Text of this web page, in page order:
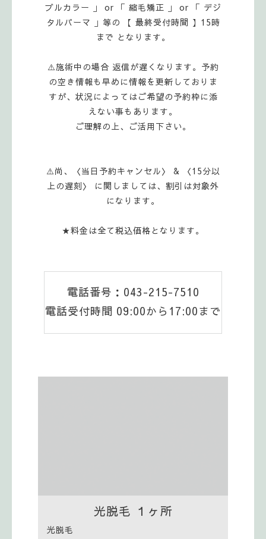
ブルカラー 」 or 「 縮毛矯正 」 or 「 デジ
タルパーマ 」等の 【 最終受付時間 】15時
まで となります。
⚠️施術中の場合 返信が遅くなります。予約
の空き情報も早めに情報を更新しておりま
すが、状況によってはご希望の予約枠に添
えない事もあります。
ご理解の上、ご活用下さい。
⚠️尚、〈当日予約キャンセル〉 & 〈15分以
上の遅刻〉 に関しましては、割引は対象外
になります。
★料金は全て税込価格となります。
電話番号：043-215-7510
電話受付時間 09:00から17:00まで
光脱毛 １ヶ所
光脱毛